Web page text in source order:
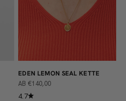
EDEN LEMON SEAL KETTE
ANGEBOT
AB €140,00
4.7